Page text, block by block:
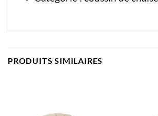
PRODUITS SIMILAIRES